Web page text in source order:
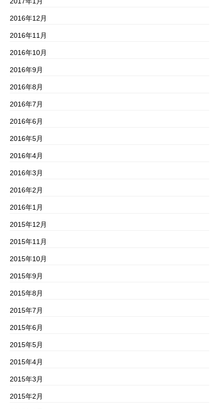
2016年12月
2016年11月
2016年10月
2016年9月
2016年8月
2016年7月
2016年6月
2016年5月
2016年4月
2016年3月
2016年2月
2016年1月
2015年12月
2015年11月
2015年10月
2015年9月
2015年8月
2015年7月
2015年6月
2015年5月
2015年4月
2015年3月
2015年2月